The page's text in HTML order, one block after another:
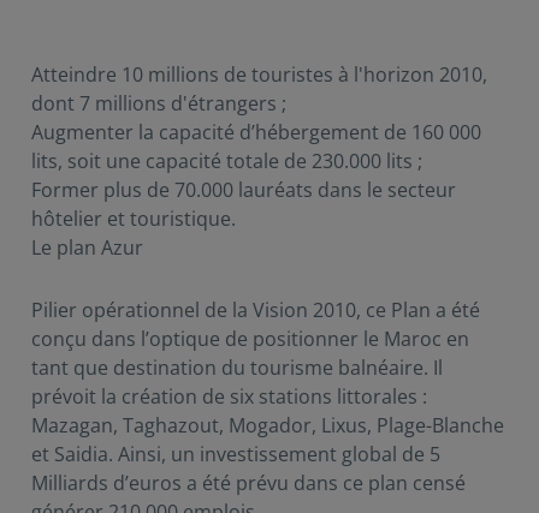
Atteindre 10 millions de touristes à l'horizon 2010,
dont 7 millions d'étrangers ;
Augmenter la capacité d’hébergement de 160 000
lits, soit une capacité totale de 230.000 lits ;
Former plus de 70.000 lauréats dans le secteur
hôtelier et touristique.
Le plan Azur
Pilier opérationnel de la Vision 2010, ce Plan a été
conçu dans l’optique de positionner le Maroc en
tant que destination du tourisme balnéaire. Il
prévoit la création de six stations littorales :
Mazagan, Taghazout, Mogador, Lixus, Plage-Blanche
et Saidia. Ainsi, un investissement global de 5
Milliards d’euros a été prévu dans ce plan censé